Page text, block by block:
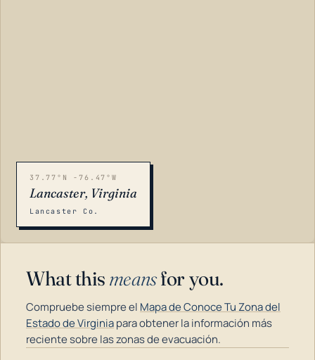
37.77°N -76.47°W
Lancaster, Virginia
Lancaster Co.
What this meansfor you.
Compruebe siempre el Mapa de Conoce Tu Zona del
Estado de Virginiapara obtener la información más
reciente sobre las zonas de evacuación.